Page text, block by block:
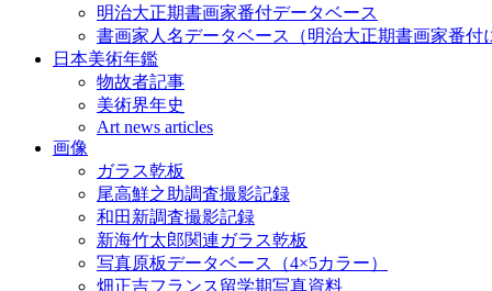
明治大正期書画家番付データベース
書画家人名データベース（明治大正期書画家番付
日本美術年鑑
物故者記事
美術界年史
Art news articles
画像
ガラス乾板
尾高鮮之助調査撮影記録
和田新調査撮影記録
新海竹太郎関連ガラス乾板
写真原板データベース（4×5カラー）
畑正吉フランス留学期写真資料